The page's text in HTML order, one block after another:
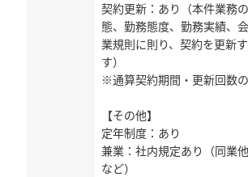
契約更新：あり（本件業務
態、勤務態度、勤務実績、
業規則に則り、契約を更新
す）
※通算契約期間・更新回数
【その他】
定年制度：あり
兼業：社内規定あり（同業
など）